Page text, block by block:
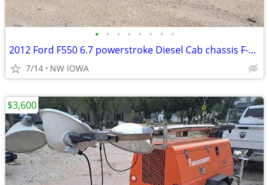
• • • • • • • •
2012 Ford F550 6.7 powerstroke Diesel Cab chassis F-550 flatbed F450
7/14 NW IOWA
$3,600